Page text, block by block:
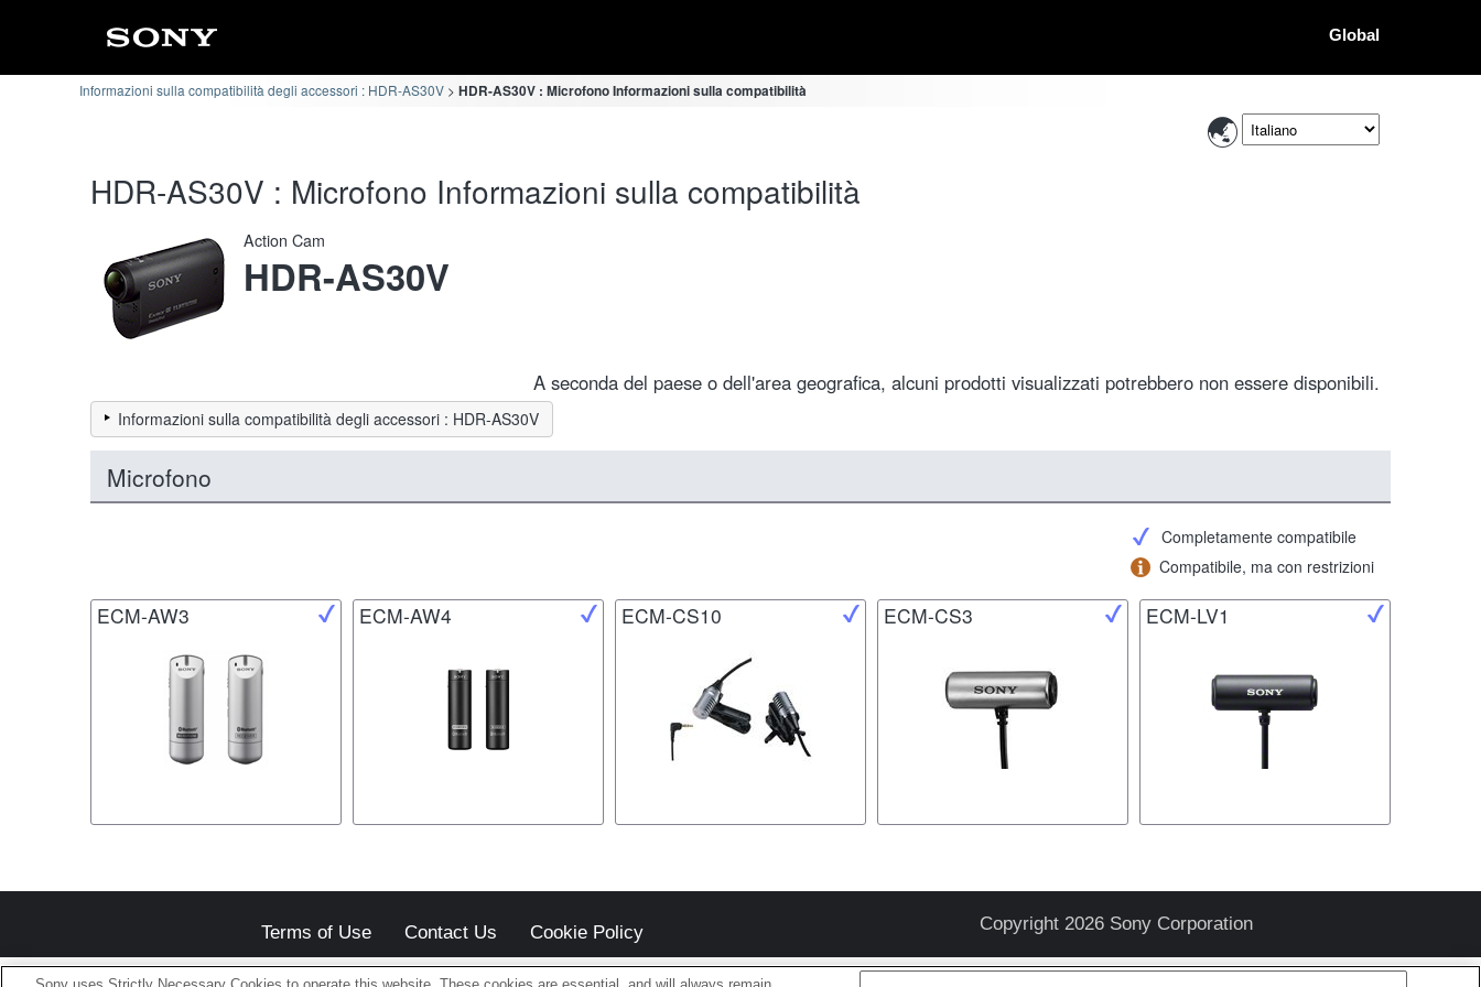
Global
Informazioni sulla compatibilità degli accessori : HDR-AS30V HDR-AS30V : Microfono Informazioni sulla compatibilità
HDR-AS30V : Microfono Informazioni sulla compatibilità
Action Cam
HDR-AS30V
A seconda del paese o dell'area geografica, alcuni prodotti visualizzati potrebbero non essere disponibili.
Informazioni sulla compatibilità degli accessori : HDR-AS30V
Microfono
Completamente compatibile
Compatibile, ma con restrizioni
ECM-AW3 ECM-AW4 ECM-CS10 ECM-CS3 ECM-LV1
Terms of Use Contact Us Cookie Policy Copyright 2026 Sony Corporation